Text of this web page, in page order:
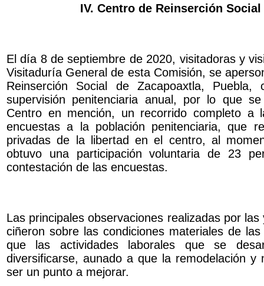
IV. Centro de Reinserción
El día 8 de septiembre de 2020, visitadoras y
Visitaduría General de esta Comisión, se
Reinserción Social de Zacapoaxtla,
supervisión penitenciaria anual, por lo que
Centro en mención, un recorrido completo a
encuestas a la población penitenciaria, que
privadas de la libertad en el centro, al
obtuvo una participación voluntaria de 23
contestación de las encuestas.
Las principales observaciones realizadas por
ciñeron sobre las condiciones materiales de
que las actividades laborales que se
diversificarse, aunado a que la remodelación y
ser un punto a mejorar.